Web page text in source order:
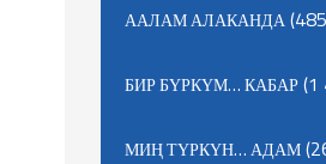
ААЛАМ АЛАКАНДА
БИР БҮРКҮМ… КАБАР(1
МИҢ ТҮРКҮН… АДАМ